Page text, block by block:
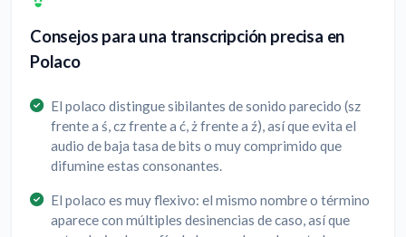
Consejos para una transcripción precisa en
Polaco
El polaco distingue sibilantes de sonido parecido (sz
frente a ś, cz frente a ć, ż frente a ź), así que evita el
audio de baja tasa de bits o muy comprimido que
difumine estas consonantes.
El polaco es muy flexivo: el mismo nombre o término
aparece con múltiples desinencias de caso, así que